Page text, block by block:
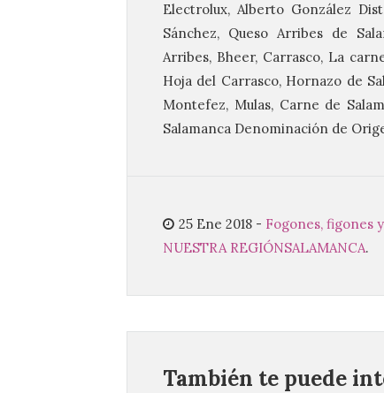
Electrolux, Alberto González
Sánchez, Queso Arribes de
Arribes, Bheer, Carrasco, La
Hoja del Carrasco, Hornazo de
Montefez, Mulas, Carne de
Salamanca Denominación de
25 Ene 2018 - Fogones, figones
NUESTRA REGIÓNSALAMANCA.
También te puede